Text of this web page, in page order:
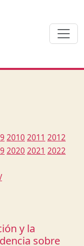
2010 2011 2012
2020 2021 2022
y la
sobre